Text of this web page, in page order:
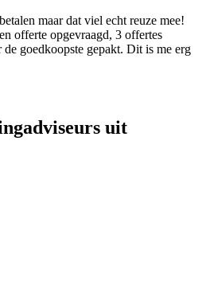
maar dat viel echt reuze mee!
offerte opgevraagd, 3 offertes
goedkoopste gepakt. Dit is me erg
uit